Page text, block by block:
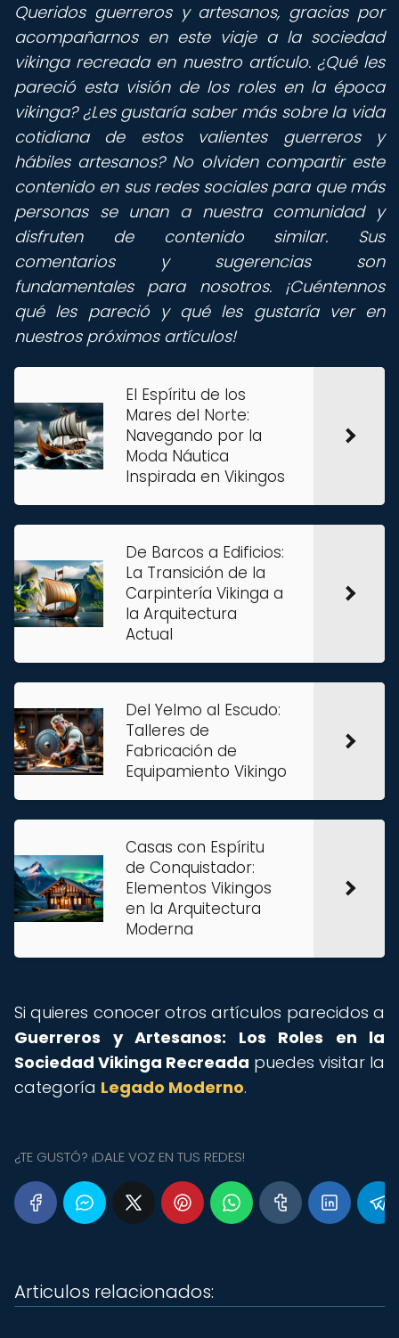
Queridos guerreros y artesanos, gracias por
acompañarnos en este viaje a la sociedad
vikinga recreada en nuestro artículo. ¿Qué les
pareció esta visión de los roles en la época
vikinga? ¿Les gustaría saber más sobre la vida
cotidiana de estos valientes guerreros y
hábiles artesanos? No olviden compartir este
contenido en sus redes sociales para que más
personas se unan a nuestra comunidad y
disfruten de contenido similar. Sus
comentarios y sugerencias son
fundamentales para nosotros. ¡Cuéntennos
qué les pareció y qué les gustaría ver en
nuestros próximos artículos!
El Espíritu de los
Mares del Norte:
Navegando por la
Moda Náutica
Inspirada en Vikingos
De Barcos a Edificios:
La Transición de la
Carpintería Vikinga a
la Arquitectura
Actual
Del Yelmo al Escudo:
Talleres de
Fabricación de
Equipamiento Vikingo
Casas con Espíritu
de Conquistador:
Elementos Vikingos
en la Arquitectura
Moderna
Si quieres conocer otros artículos parecidos a
Guerreros y Artesanos: Los Roles en la
Sociedad Vikinga Recreada puedes visitar la
categoría Legado Moderno.
¿TE GUSTÓ? ¡DALE VOZ EN TUS REDES!
Articulos relacionados: